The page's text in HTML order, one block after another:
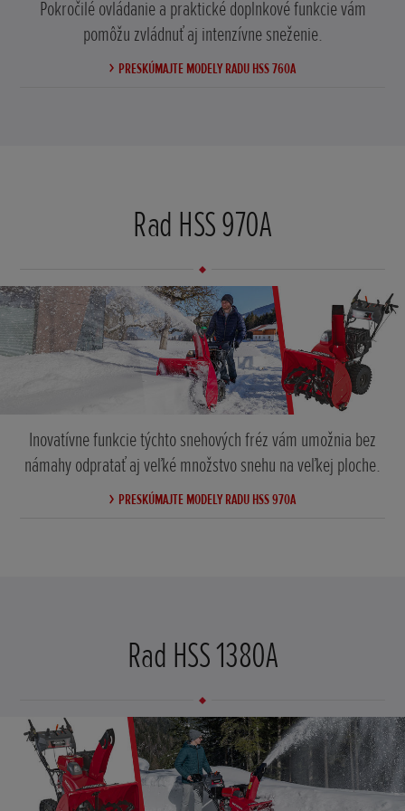
Pokročilé ovládanie a praktické doplnkové funkcie vám
pomôžu zvládnuť aj intenzívne sneženie.
PRESKÚMAJTE MODELY RADU HSS 760A
Rad HSS 970A
Inovatívne funkcie týchto snehových fréz vám umožnia bez
námahy odpratať aj veľké množstvo snehu na veľkej ploche.
PRESKÚMAJTE MODELY RADU HSS 970A
Rad HSS 1380A